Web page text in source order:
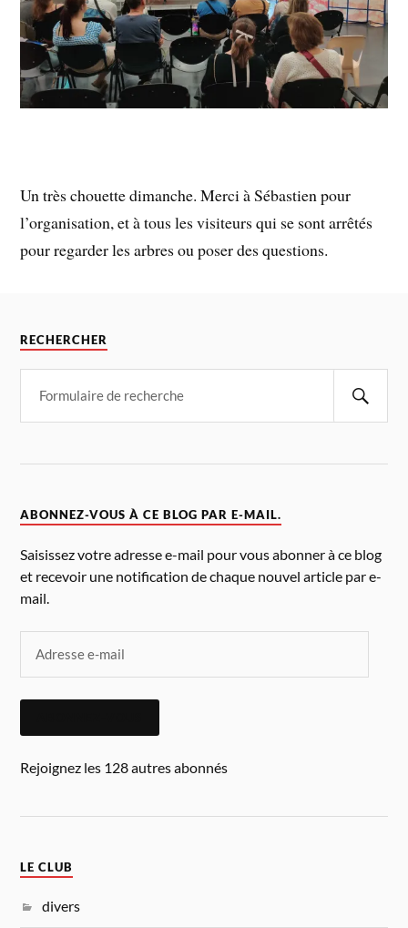
Un très chouette dimanche. Merci à Sébastien pour
l’organisation, et à tous les visiteurs qui se sont arrêtés
pour regarder les arbres ou poser des questions.
RECHERCHER
ABONNEZ-VOUS À CE BLOG PAR E-MAIL.
Saisissez votre adresse e-mail pour vous abonner à ce blog
et recevoir une notification de chaque nouvel article par e-
mail.
Rejoignez les 128 autres abonnés
LE CLUB
divers